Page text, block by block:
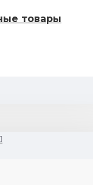
товары